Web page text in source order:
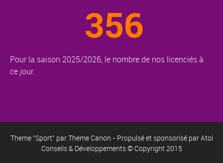
356
Pour la saison 2025/2026, le nombre de nos licenciés à
ce jour.
Theme "Sport" parTheme Canon - Propulsé et sponsorisé parAtol
Conseils & Développements© Copyright 2015